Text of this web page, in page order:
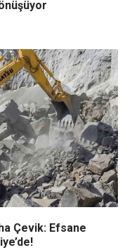
Çevik: Efsane